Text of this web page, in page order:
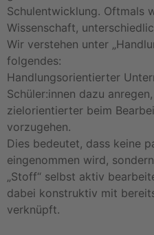
Schulentwicklung. Oftmals
Wissenschaft,
Wir verstehen unter
folgendes:
Handlungsorientierter
Schüler:innen dazu
zielorientierter beim
vorzugehen.
Dies bedeutet, dass keine
eingenommen wird,
„Stoff“ selbst aktiv
dabei konstruktiv mit
verknüpft.